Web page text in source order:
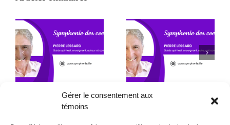
Gérer le consentement aux
témoins
Autant passer
directement en 4e
Action/Réaction